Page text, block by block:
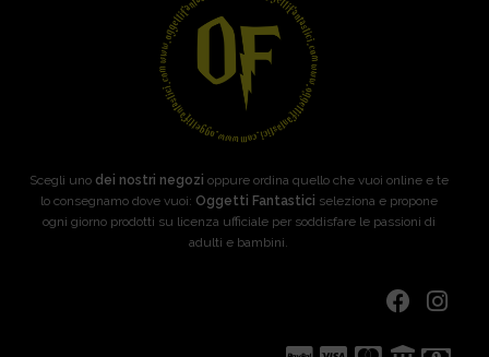
Scegli uno dei nostri negozi oppure ordina quello che vuoi online e te
lo consegnamo dove vuoi: Oggetti Fantastici seleziona e propone
ogni giorno prodotti su licenza ufficiale per soddisfare le passioni di
adulti e bambini.